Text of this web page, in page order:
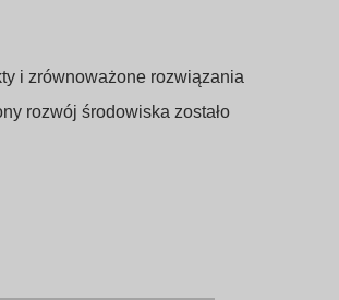
i zrównoważone rozwiązania
rozwój środowiska zostało